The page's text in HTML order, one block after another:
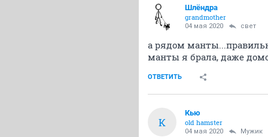
Шлёндра
grandmother
04 мая 2020 свет
а рядом
манты я брала, даже
ОТВЕТИТЬ
К
Кью
old hamster
04 мая 2020 Мужик